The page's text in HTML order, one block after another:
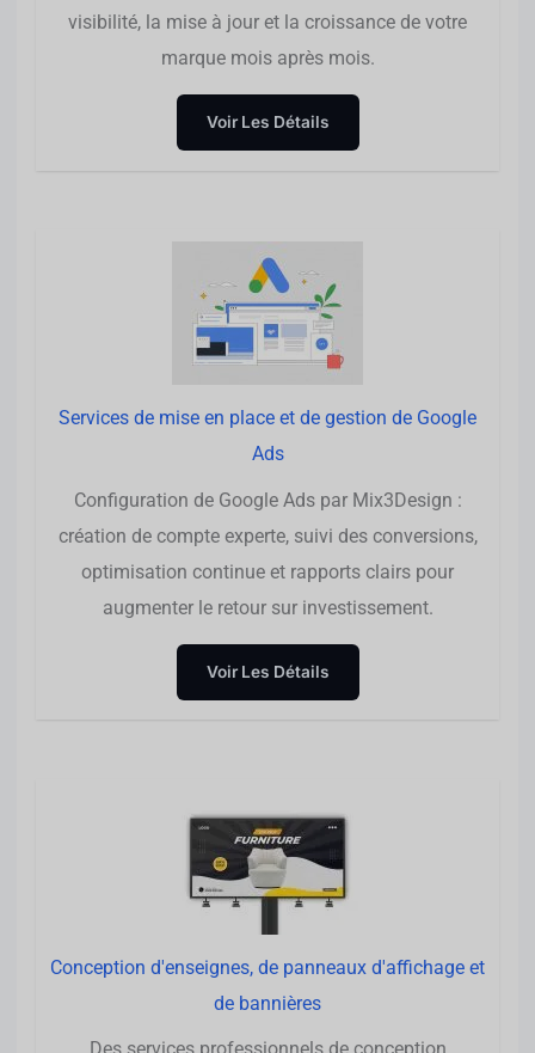
visibilité, la mise à jour et la croissance de votre
marque mois après mois.
Voir Les Détails
Services de mise en place et de gestion de Google
Ads
Configuration de Google Ads par Mix3Design :
création de compte experte, suivi des conversions,
optimisation continue et rapports clairs pour
augmenter le retour sur investissement.
Voir Les Détails
Conception d'enseignes, de panneaux d'affichage et
de bannières